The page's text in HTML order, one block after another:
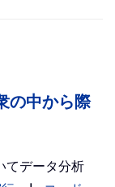
の中から際
てデータ分析